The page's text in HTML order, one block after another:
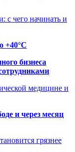
с чего начинать и
+40°C
бизнеса
медицине и
и через месяц
грязнее